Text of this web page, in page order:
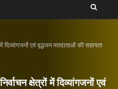
दिव्यांगजनों एवं वृद्धजन मतदाताओं की सहायता
क्षेत्रों में दिव्यांगजनों एवं